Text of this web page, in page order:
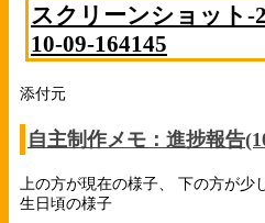
スクリーンショット-
10-09-164145
添付元
自主制作メモ：進捗報告
上の方が現在の様子、 下の方が少
生日頃の様子